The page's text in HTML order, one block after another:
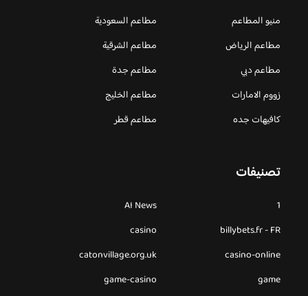
منيو المطاعم
مطاعم السعودية
مطاعم الرياض
مطاعم الشرقية
مطاعم دبي
مطاعم جدة
زووم الامارات
مطاعم الخليج
كافيهات جده
مطاعم قطر
تصنيفات
1
AI News
billybets.fr - FR
casino
casino-online
catonvillage.org.uk
game
game-casino